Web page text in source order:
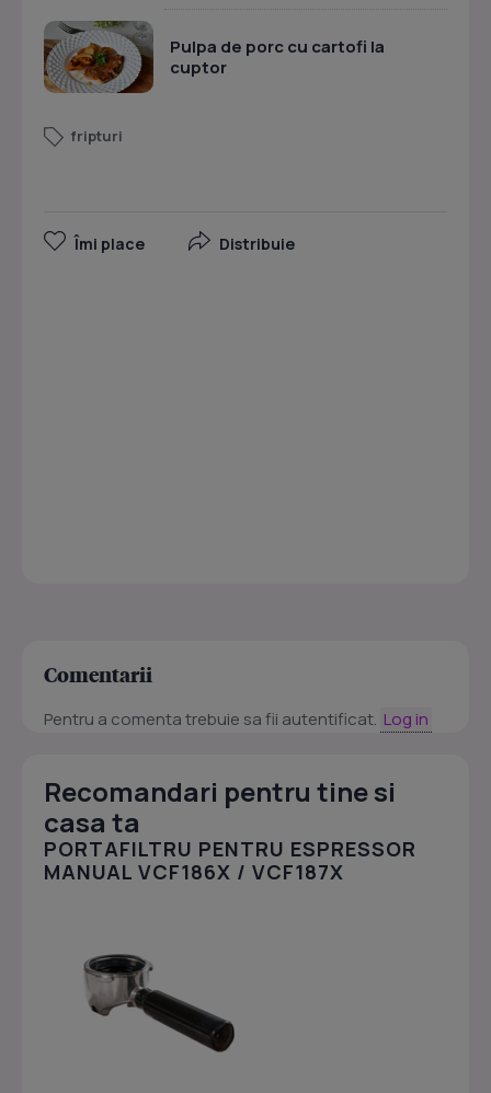
Pulpa de porc cu cartofi la
cuptor
fripturi
Îmi place Distribuie
Comentarii
Pentru a comenta trebuie sa fii autentificat. Log in
Recomandari pentru tine si
casa ta
PORTAFILTRU PENTRU ESPRESSOR
MANUAL VCF186X / VCF187X